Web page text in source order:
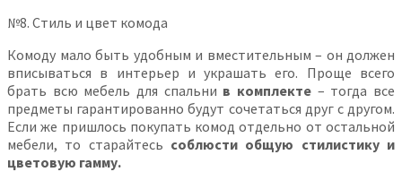
№8. Стиль и цвет комода
Комоду мало быть удобным и вместительным – он должен
вписываться в интерьер и украшать его. Проще всего
брать всю мебель для спальни в комплекте – тогда все
предметы гарантированно будут сочетаться друг с другом.
Если же пришлось покупать комод отдельно от остальной
мебели, то старайтесь соблюсти общую стилистику и
цветовую гамму.